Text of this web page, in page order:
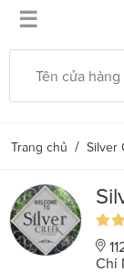
☰
Trang chủ / Silver
Chí